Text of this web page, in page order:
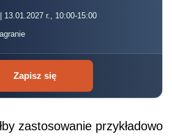
13.01.2027 r., 10:00-15:00
Zapisz się
zastosowanie przykładowo